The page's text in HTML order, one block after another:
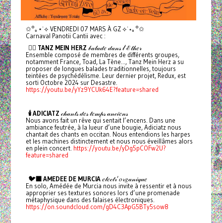
✩°｡⋆˙⟡ VENDREDI 07 MARS À GZ ⟡˙⋆｡°✩
Carnaval Panotii Cantii avec :
❤️‍🔥 TANZ MEIN HERZ 𝒷𝒶𝓁𝒶𝒹𝑒 𝒹𝒶𝓃𝓈 𝓁’ℰ𝓉𝒽𝑒𝓇
Ensemble composé de membres de différents groupes,
notamment France, Toad, La Tène..., Tanz Mein Herz a su
proposer de longues balades traditionnelles, toujours
teintées de psychédélisme. Leur dernier projet, Redux, est
sorti Octobre 2024 sur Desastre.
https://youtu.be/yYz9YCUk64E?feature=shared
🕯️ ADICIATZ 𝒸𝒽𝒶𝓃𝓉𝓈 𝒹𝑒𝓈 𝓉𝑒𝓂𝓅𝓈 𝒶𝓃𝒸𝒾𝑒𝓃𝓈
Nous avons fait un rêve qui sentait l’encens. Dans une
ambiance feutrée, à la lueur d’une bougie, Adiciatz nous
chantait des chants en occitan. Nous entendions les harpes
et les machines distinctement et nous nous éveillâmes alors
en plein concert. https://youtu.be/yDg5pCOFw2U?
feature=shared
🐦‍⬛ AMEDEE DE MURCIA𝑒𝓁𝑒𝒸𝓉𝓇’𝑜𝓇𝑔𝒶𝓃𝒾𝓆𝓊𝑒
En solo, Amédée de Murcia nous invite à ressentir et à nous
approprier ses textures sonores lors d’une promenade
métaphysique dans des falaises électroniques.
https://on.soundcloud.com/gD4C3ApG5BTy5sow8